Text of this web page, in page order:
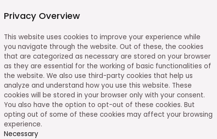
Privacy Overview
This website uses cookies to improve your experience while
you navigate through the website. Out of these, the cookies
that are categorized as necessary are stored on your browser
as they are essential for the working of basic functionalities of
the website. We also use third-party cookies that help us
analyze and understand how you use this website. These
cookies will be stored in your browser only with your consent.
You also have the option to opt-out of these cookies. But
opting out of some of these cookies may affect your browsing
experience.
Necessary